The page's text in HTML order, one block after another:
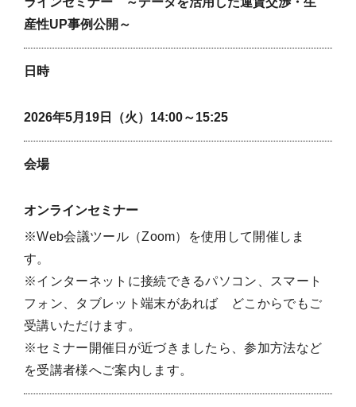
産性UP事例公開～
日時
2026年5月19日（火）14:00～15:25
会場
オンラインセミナー
※Web会議ツール（Zoom）を使用して開催しま
す。
※インターネットに接続できるパソコン、スマート
フォン、タブレット端末があれば どこからでもご
受講いただけます。
※セミナー開催日が近づきましたら、参加方法など
を受講者様へご案内します。